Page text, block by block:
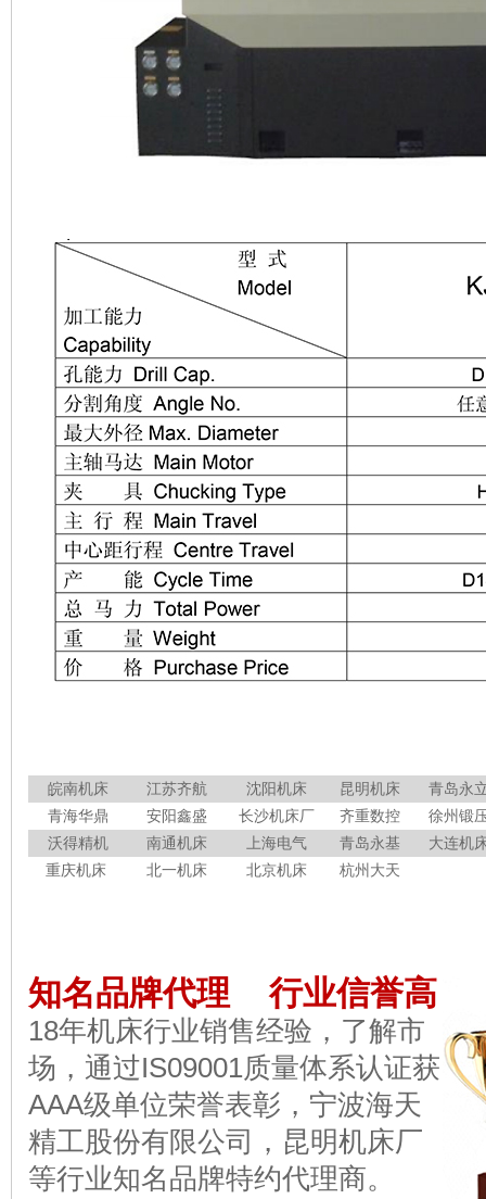
皖南机床 江苏齐航 沈阳机床 昆明机床
青岛永
青海华鼎
安阳鑫盛 长沙机床厂 齐重数控
徐州锻
沃得精机
南通机床 上海电气 青岛永基
大连机
重庆机床
北一机床 北京机床 杭州大天
知名品牌代理 行业信誉高
18年机床行业销售经验，了解市
场，通过IS09001质量体系认证获
AAA级单位荣誉表彰，宁波海天
精工股份有限公司，昆明机床厂
等行业知名品牌特约代理商。